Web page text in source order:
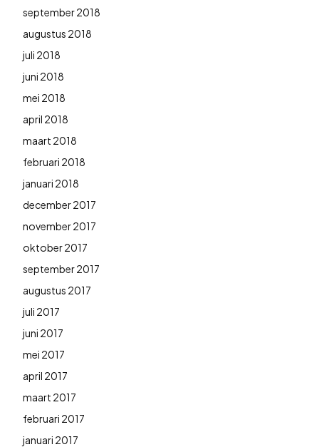
september 2018
augustus 2018
juli 2018
juni 2018
mei 2018
april 2018
maart 2018
februari 2018
januari 2018
december 2017
november 2017
oktober 2017
september 2017
augustus 2017
juli 2017
juni 2017
mei 2017
april 2017
maart 2017
februari 2017
januari 2017